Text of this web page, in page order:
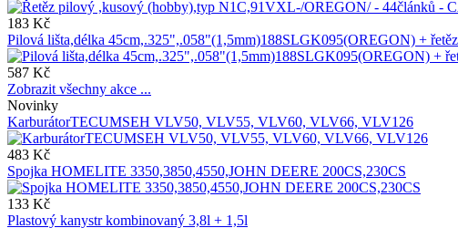
183 Kč
Pilová lišta,délka 45cm,.325",.058"(1,5mm)188SLGK095(OREGON) +
587 Kč
Zobrazit všechny akce ...
Novinky
KarburátorTECUMSEH VLV50, VLV55, VLV60, VLV66, VLV126
483 Kč
Spojka HOMELITE 3350,3850,4550,JOHN DEERE 200CS,230CS
133 Kč
Plastový kanystr kombinovaný 3,8l + 1,5l